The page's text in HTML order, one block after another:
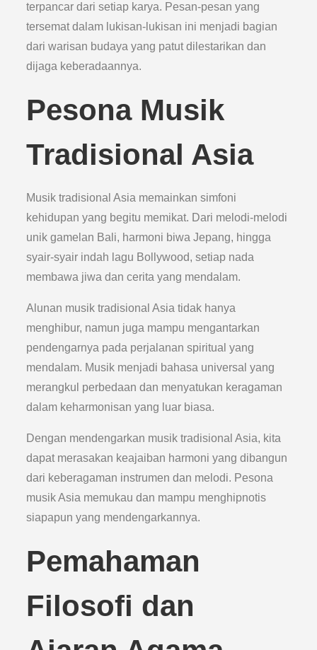
terpancar dari setiap karya. Pesan-pesan yang
tersemat dalam lukisan-lukisan ini menjadi bagian
dari warisan budaya yang patut dilestarikan dan
dijaga keberadaannya.
Pesona Musik
Tradisional Asia
Musik tradisional Asia memainkan simfoni
kehidupan yang begitu memikat. Dari melodi-melodi
unik gamelan Bali, harmoni biwa Jepang, hingga
syair-syair indah lagu Bollywood, setiap nada
membawa jiwa dan cerita yang mendalam.
Alunan musik tradisional Asia tidak hanya
menghibur, namun juga mampu mengantarkan
pendengarnya pada perjalanan spiritual yang
mendalam. Musik menjadi bahasa universal yang
merangkul perbedaan dan menyatukan keragaman
dalam keharmonisan yang luar biasa.
Dengan mendengarkan musik tradisional Asia, kita
dapat merasakan keajaiban harmoni yang dibangun
dari keberagaman instrumen dan melodi. Pesona
musik Asia memukau dan mampu menghipnotis
siapapun yang mendengarkannya.
Pemahaman
Filosofi dan